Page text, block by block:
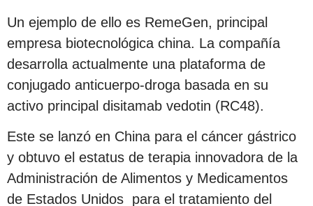
Un ejemplo de ello es RemeGen, principal
empresa biotecnológica china. La compañía
desarrolla actualmente una plataforma de
conjugado anticuerpo-droga basada en su
activo principal disitamab vedotin (RC48).
Este se lanzó en China para el cáncer gástrico
y obtuvo el estatus de terapia innovadora de la
Administración de Alimentos y Medicamentos
de Estados Unidos para el tratamiento del